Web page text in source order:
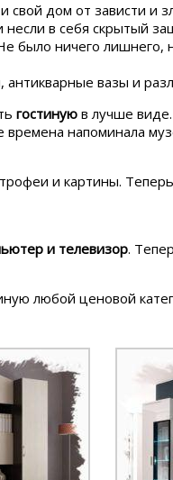
дом от зависти и
в себя скрытый
было ничего лишнего,
вазы и
гостиную в лучше
напоминала
и картины.
и телевизор.
любой ценовой